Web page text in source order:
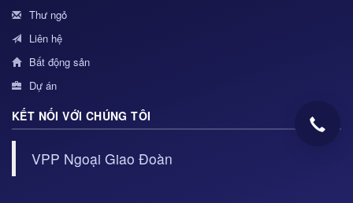
Thư ngỏ
Liên hệ
Bất động sản
Dự án
KẾT NỐI VỚI CHÚNG TÔI
VPP Ngoại Giao Đoàn